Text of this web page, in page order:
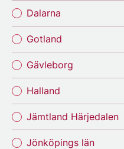
Dalarna
Gotland
Gävleborg
Halland
Jämtland Härjedalen
Jönköpings län